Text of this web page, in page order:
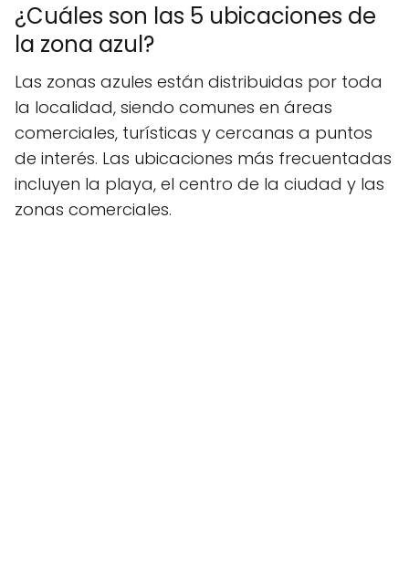
¿Cuáles son las 5 ubicaciones de
la zona azul?
Las zonas azules están distribuidas por toda
la localidad, siendo comunes en áreas
comerciales, turísticas y cercanas a puntos
de interés. Las ubicaciones más frecuentadas
incluyen la playa, el centro de la ciudad y las
zonas comerciales.